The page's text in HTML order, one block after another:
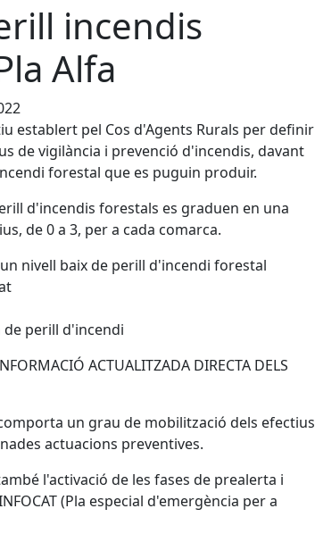
incendis
Alfa
establert pel Cos d'Agents Rurals per definir
de vigilància i prevenció d'incendis, davant
forestal que es puguin produir.
d'incendis forestals es graduen en una
de 0 a 3, per a cada comarca.
nivell baix de perill d'incendi forestal
de perill d'incendi
ACTUALITZADA DIRECTA DELS
un grau de mobilització dels efectius
actuacions preventives.
l'activació de les fases de prealerta i
(Pla especial d'emergència per a